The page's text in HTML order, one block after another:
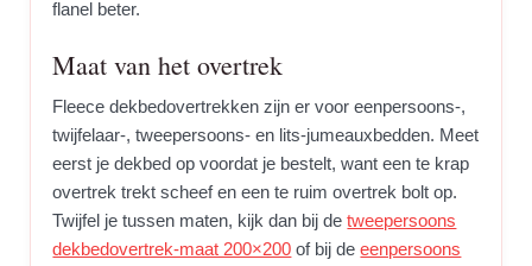
flanel beter.
Maat van het overtrek
Fleece dekbedovertrekken zijn er voor eenpersoons-,
twijfelaar-, twee­persoons- en lits-jumeauxbedden. Meet
eerst je dekbed op voordat je bestelt, want een te krap
overtrek trekt scheef en een te ruim overtrek bolt op.
Twijfel je tussen maten, kijk dan bij detweepersoons
dekbedovertrek-maat 200×200 of bij deeenpersoons